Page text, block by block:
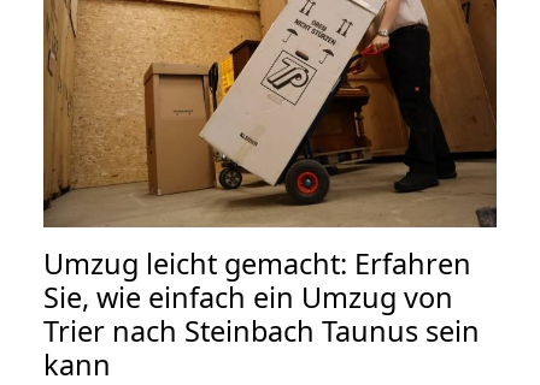
Umzug leicht gemacht: Erfahren
Sie, wie einfach ein Umzug von
Trier nach Steinbach Taunus sein
kann